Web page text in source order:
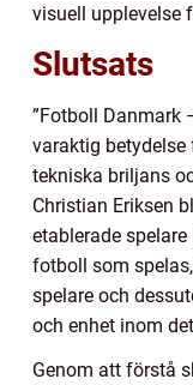
visuell upplevelse
Slutsats
”Fotboll Danmark
varaktig
tekniska briljans
Christian Eriksen
etablerade
fotboll som
spelare och
och enhet inom
Genom att förstå